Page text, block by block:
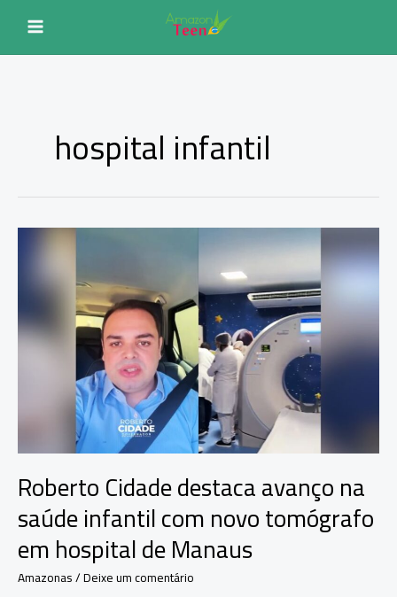
conteúdo
hospital infantil
Roberto Cidade destaca avanço na
saúde infantil com novo tomógrafo
em hospital de Manaus
Amazonas/Deixe um comentário